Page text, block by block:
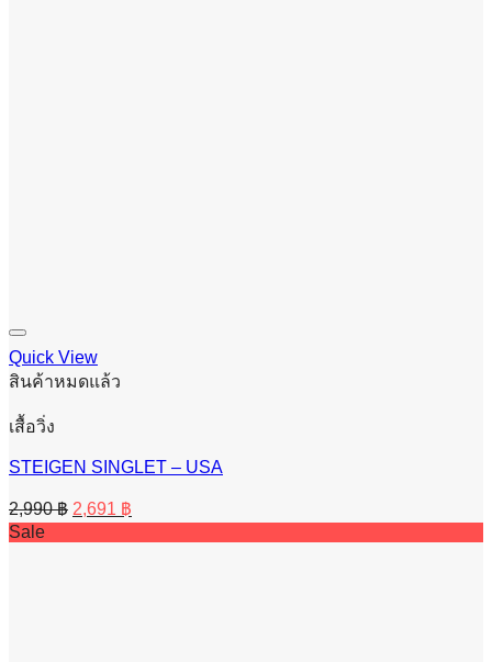
Quick View
สินค้าหมดแล้ว
เสื้อวิ่ง
STEIGEN SINGLET – USA
2,990฿ Original
price
was:
2,691 ฿
price
is:
Sale